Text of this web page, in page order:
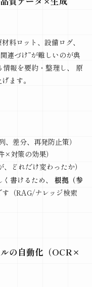
料ロット、設備ログ、
連づけ”が難しいのが典
報を要約・整理し、 原
ます。
差分、再発防止策）
対策の効果）
どれだけ変わったか）
書けるため、 根拠（参
す（RAG/ナレッジ検索
の自動化（OCR×